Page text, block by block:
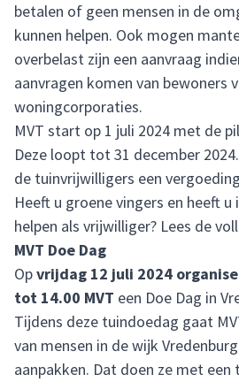
betalen of geen mensen in de
kunnen helpen. Ook mogen
overbelast zijn een aanvraag
aanvragen komen van bewoners
woningcorporaties.
MVT start op 1 juli 2024 met de
Deze loopt tot 31 december
de tuinvrijwilligers een
Heeft u groene vingers en heeft
helpen als vrijwilliger? Lees de
MVT Doe Dag
Opvrijdag 12 juli 2024
tot 14.00 MVT een Doe Dag in
Tijdens deze tuindoedag gaat
van mensen in de wijk
aanpakken. Dat doen ze met een